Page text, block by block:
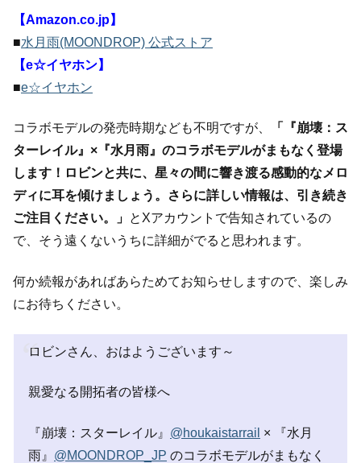
【Amazon.co.jp】
■水月雨(MOONDROP) 公式ストア
【e☆イヤホン】
■e☆イヤホン
コラボモデルの発売時期なども不明ですが、
「『崩壊：ス
ターレイル』×『水月雨』のコラボモデルがまもなく登場
します！ロビンと共に、星々の間に響き渡る感動的なメロ
ディに耳を傾けましょう。さらに詳しい情報は、引き続き
ご注目ください。」 とXアカウントで告知されているの
で、そう遠くないうちに詳細がでると思われます。
何か続報があればあらためてお知らせしますので、楽しみ
にお待ちください。
ロビンさん、おはようございます～
親愛なる開拓者の皆様へ
『崩壊：スターレイル』 @houkaistarrail × 『水月
雨』 @MOONDROP_JP のコラボモデルがまもなく